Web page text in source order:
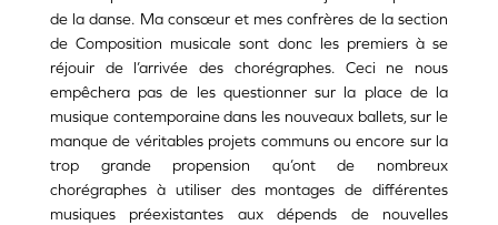
de la danse. Ma consœur et mes confrères de la section
de Composition musicale sont donc les premiers à se
réjouir de l’arrivée des chorégraphes. Ceci ne nous
empêchera pas de les questionner sur la place de la
musique contemporaine dans les nouveaux ballets, sur le
manque de véritables projets communs ou encore sur la
trop grande propension qu’ont de nombreux
chorégraphes à utiliser des montages de différentes
musiques préexistantes aux dépends de nouvelles